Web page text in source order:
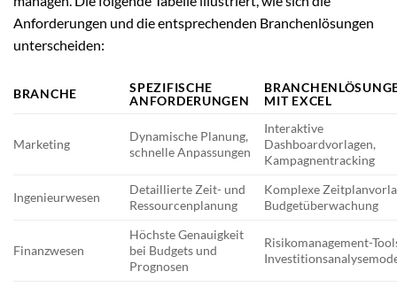
Anforderungen und die entsprechenden Branchenlösungen
unterscheiden:
BRANCHE
SPEZIFISCHE
ANFORDERUNGEN
MIT EXCEL
Marketing
Dynamische Planung,
schnelle Anpassungen
Interaktive
Dashboardvorlagen,
Kampagnentracking
Ingenieurwesen
Detaillierte Zeit- und
Ressourcenplanung
Komplexe
Budgetüberwachung
Finanzwesen
Höchste Genauigkeit
bei Budgets und
Prognosen
Risikomanagement-